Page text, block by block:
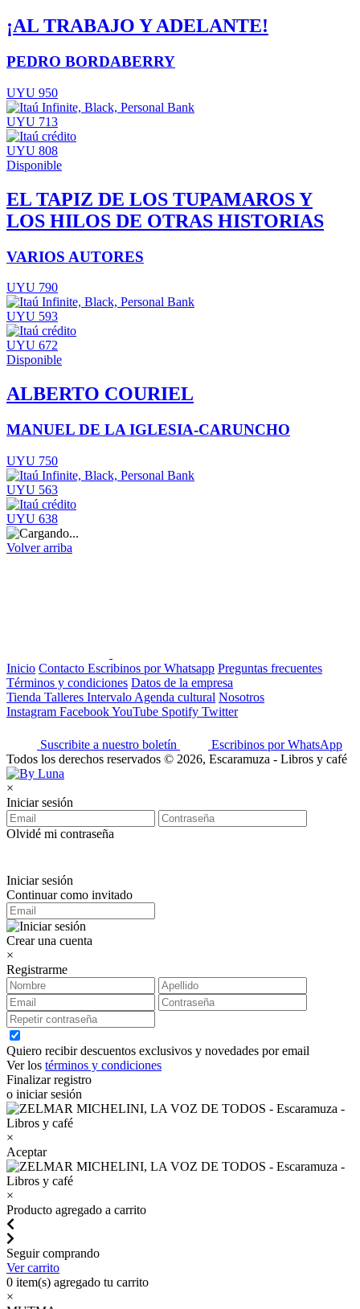
¡AL TRABAJO Y ADELANTE!
PEDRO BORDABERRY
UYU 950
UYU 713
UYU 808
Disponible
EL TAPIZ DE LOS TUPAMAROS Y
LOS HILOS DE OTRAS HISTORIAS
VARIOS AUTORES
UYU 790
UYU 593
UYU 672
Disponible
ALBERTO COURIEL
MANUEL DE LA IGLESIA-CARUNCHO
UYU 750
UYU 563
UYU 638
Volver arriba
Inicio Contacto Escribinos por Whatsapp Preguntas frecuentes
Términos y condiciones Datos de la empresa
Tienda Talleres Intervalo Agenda cultural Nosotros
Instagram FacebookYouTube Spotify Twitter
Suscribite a nuestro boletín
Escribinos por WhatsApp
Todos los derechos reservados © 2026, Escaramuza - Libros y café
×
Iniciar sesión
Olvidé mi contraseña
Iniciar sesión
Continuar como invitado
Crear una cuenta
×
Registrarme
Quiero recibir descuentos exclusivos y novedades por email
Ver los términos y condiciones
Finalizar registro
o iniciar sesión
×
Aceptar
×
Producto agregado a carrito
Seguir comprando
Ver carrito
0 item(s) agregado tu carrito
×